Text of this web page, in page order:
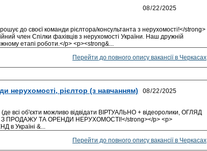
до своєї команди рієлтора/консультанта з нерухомості!</strong>
член Спілки фахівців з нерухомості України. Наш дружній
етапі роботи.</p> <p><strong&...
Перейти до повного опису вакансії в Черкасах
нерухомості, рієлтор (з навчанням)
всі об'єкти можливо відвідати ВІРТУАЛЬНО + відеоролики, ОГЛЯД
З ПРОДАЖУ ТА ОРЕНДИ НЕРУХОМОСТІ!</strong></p> <p>
в Україні &...
Перейти до повного опису вакансії в Черкасах